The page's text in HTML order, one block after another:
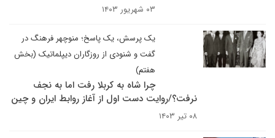
۰۳ شهریور ۱۴۰۳
یک پرسش، یک پاسخ؛ منوچهر فرهنگ در
گفت و شنودی از روزگاران دیپلماتیک (بخش
هفتم)
چرا شاه به کربلا رفت اما به نجف
نرفت؟/روایت دست اول از آغاز روابط ایران و چین
۰۸ تیر ۱۴۰۳